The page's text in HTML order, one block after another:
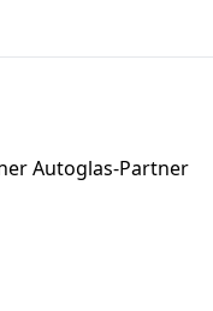
Autoglas-Partner